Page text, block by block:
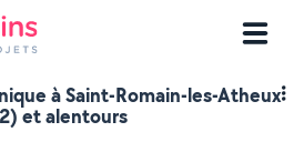
à Saint-Romain-les-Atheux
et alentours